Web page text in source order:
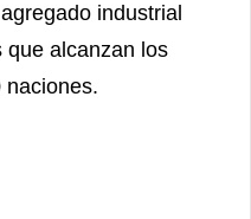
industrial
que alcanzan los
naciones.